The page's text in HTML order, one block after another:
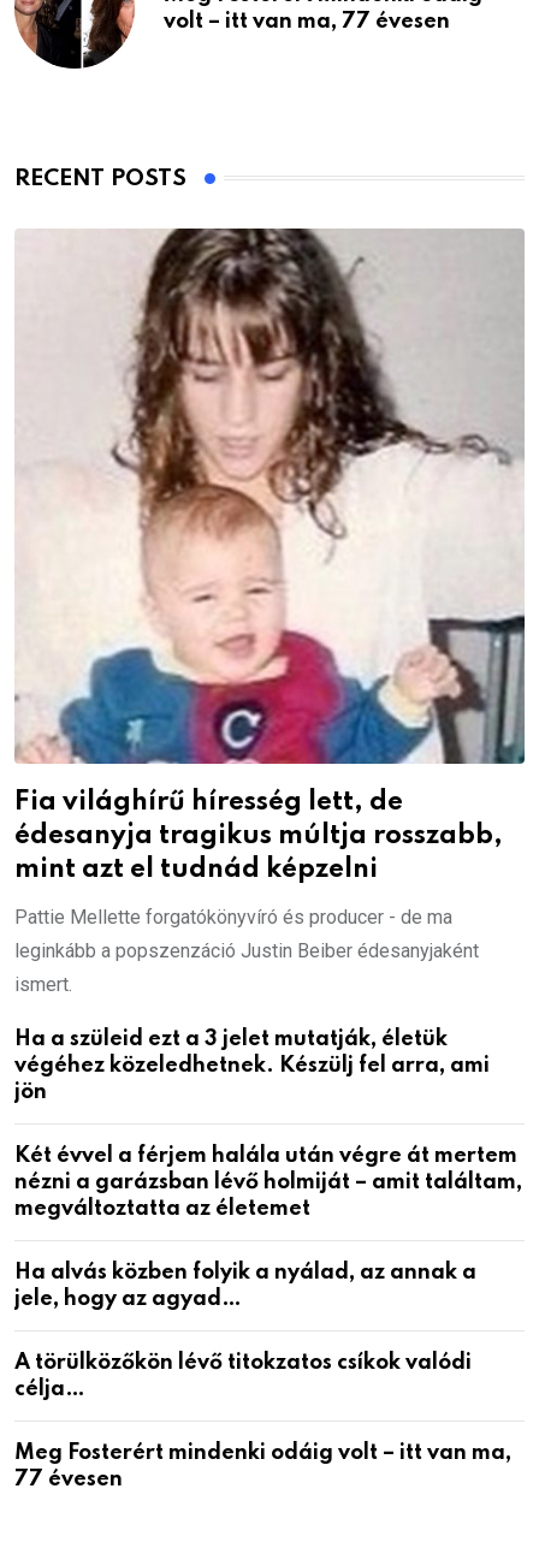
volt – itt van ma, 77 évesen
RECENT POSTS
Fia világhírű híresség lett, de
édesanyja tragikus múltja rosszabb,
mint azt el tudnád képzelni
Pattie Mellette forgatókönyvíró és producer - de ma
leginkább a popszenzáció Justin Beiber édesanyjaként
ismert.
Ha a szüleid ezt a 3 jelet mutatják, életük
végéhez közeledhetnek. Készülj fel arra, ami
jön
Két évvel a férjem halála után végre át mertem
nézni a garázsban lévő holmiját – amit találtam,
megváltoztatta az életemet
Ha alvás közben folyik a nyálad, az annak a
jele, hogy az agyad…
A törülközőkön lévő titokzatos csíkok valódi
célja…
Meg Fosterért mindenki odáig volt – itt van ma,
77 évesen